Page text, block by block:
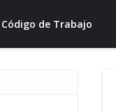
Código de Trabajo